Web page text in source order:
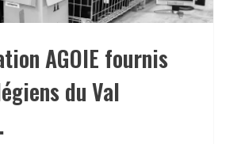
AGOIE fournis
du Val